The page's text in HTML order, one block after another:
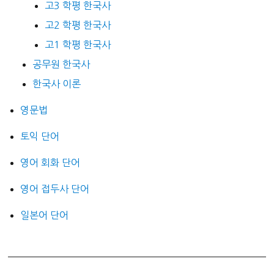
고3 학평 한국사
고2 학평 한국사
고1 학평 한국사
공무원 한국사
한국사 이론
영문법
토익 단어
영어 회화 단어
영어 접두사 단어
일본어 단어